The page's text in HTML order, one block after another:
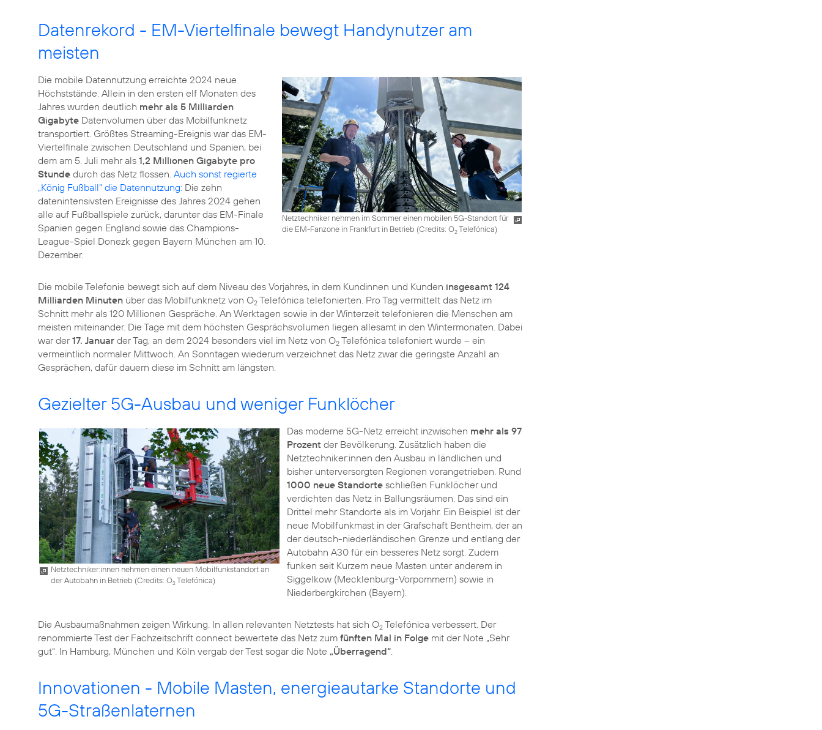
Datenrekord - EM-Viertelfinale bewegt Handynutzer am
meisten
Netztechniker nehmen im Sommer einen mobilen 5G-Standort für
die EM-Fanzone in Frankfurt in Betrieb (Credits: O2Telefónica)
Die mobile Datennutzung erreichte 2024 neue
Höchststände. Allein in den ersten elf Monaten des
Jahres wurden deutlich mehr als 5 Milliarden
Gigabyte Datenvolumen über das Mobilfunknetz
transportiert. Größtes Streaming-Ereignis war das EM-
Viertelfinale zwischen Deutschland und Spanien, bei
dem am 5. Juli mehr als 1,2 Millionen Gigabyte pro
Stunde durch das Netz flossen. Auch sonst regierte
„König Fußball“ die Datennutzung: Die zehn
datenintensivsten Ereignisse des Jahres 2024 gehen
alle auf Fußballspiele zurück, darunter das EM-Finale
Spanien gegen England sowie das Champions-
League-Spiel Donezk gegen Bayern München am 10.
Dezember.
Die mobile Telefonie bewegt sich auf dem Niveau des Vorjahres, in dem Kundinnen und Kunden insgesamt 124
Milliarden Minuten über das Mobilfunknetz von O2 Telefónica telefonierten. Pro Tag vermittelt das Netz im
Schnitt mehr als 120 Millionen Gespräche. An Werktagen sowie in der Winterzeit telefonieren die Menschen am
meisten miteinander. Die Tage mit dem höchsten Gesprächsvolumen liegen allesamt in den Wintermonaten. Dabei
war der17. Januar der Tag, an dem 2024 besonders viel im Netz von O2 Telefónica telefoniert wurde – ein
vermeintlich normaler Mittwoch. An Sonntagen wiederum verzeichnet das Netz zwar die geringste Anzahl an
Gesprächen, dafür dauern diese im Schnitt am längsten.
Gezielter 5G-Ausbau und weniger Funklöcher
Netztechniker:innen nehmen einen neuen Mobilfunkstandort an
der Autobahn in Betrieb (Credits: O2Telefónica)
Das moderne 5G-Netz erreicht inzwischen mehr als 97
Prozent der Bevölkerung. Zusätzlich haben die
Netztechniker:innen den Ausbau in ländlichen und
bisher unterversorgten Regionen vorangetrieben. Rund
1000 neue Standorteschließen Funklöcher und
verdichten das Netz in Ballungsräumen. Das sind ein
Drittel mehr Standorte als im Vorjahr. Ein Beispiel ist der
neue Mobilfunkmast in der Grafschaft Bentheim, der an
der deutsch-niederländischen Grenze und entlang der
Autobahn A30 für ein besseres Netz sorgt. Zudem
funken seit Kurzem neue Masten unter anderem in
Siggelkow (Mecklenburg-Vorpommern) sowie in
Niederbergkirchen (Bayern).
Die Ausbaumaßnahmen zeigen Wirkung. In allen relevanten Netztests hat sich O2 Telefónica verbessert. Der
renommierte Test der Fachzeitschrift connect bewertete das Netz zum fünften Mal in Folge mit der Note „Sehr
gut“. In Hamburg, München und Köln vergab der Test sogar die Note „Überragend“
Innovationen - Mobile Masten, energieautarke Standorte und
5G-Straßenlaternen